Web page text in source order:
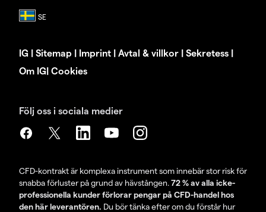
IG | Sitemap | Imprint | Avtal & villkor | Sekretess |
Om IG| Cookies
Följ oss i sociala medier
CFD-kontrakt är komplexa instrument som innebär stor risk för
snabba förluster på grund av hävstången.72 % av alla icke-
professionella kunder förlorar pengar på CFD-handel hos
den här leverantören. Du bör tänka efter om du förstår hur